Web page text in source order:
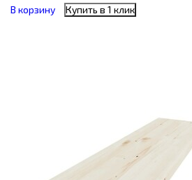
В корзину
Купить в 1 клик